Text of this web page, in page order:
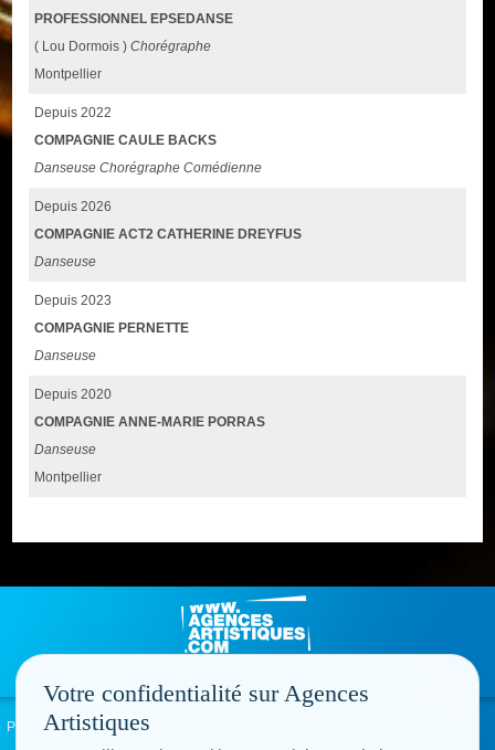
PROFESSIONNEL EPSEDANSE
( Lou Dormois )Chorégraphe
Montpellier
Depuis 2022
COMPAGNIE CAULE BACKS
Danseuse Chorégraphe Comédienne
Depuis 2026
COMPAGNIE ACT2 CATHERINE DREYFUS
Danseuse
Depuis 2023
COMPAGNIE PERNETTE
Danseuse
Depuis 2020
COMPAGNIE ANNE-MARIE PORRAS
Danseuse
Montpellier
Politique de confidentialité
Votre confidentialité sur Agences
Artistiques